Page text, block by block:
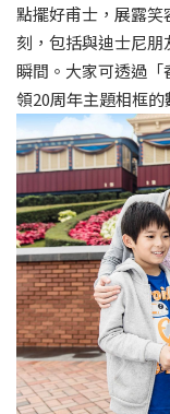
點擺好甫士，展露
刻，包括與迪士尼
瞬間。大家可透過
領20周年主題相框